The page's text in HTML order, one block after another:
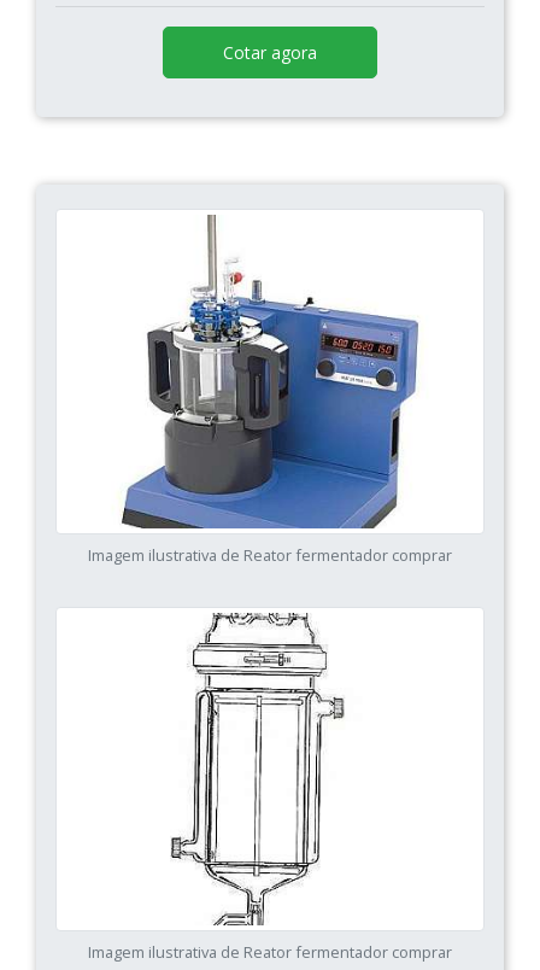
Cotar agora
Imagem ilustrativa de Reator fermentador comprar
Imagem ilustrativa de Reator fermentador comprar